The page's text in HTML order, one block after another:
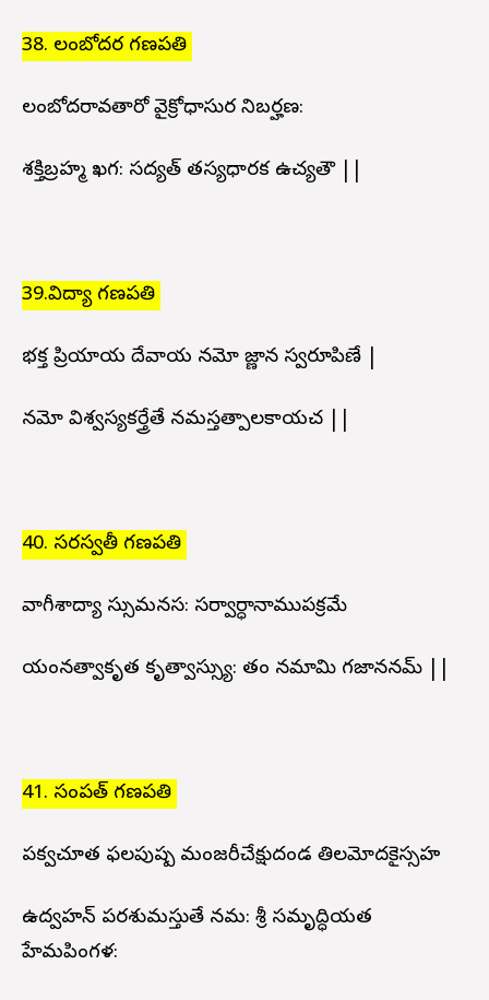
38. లంబోదర గణపతి
లంబోదరావతారో వైక్రోధాసుర నిబర్హణ:
శక్తిబ్రహ్మ ఖగ: సద్యత్ తస్యధారక ఉచ్యతౌ ||
39.విద్యా గణపతి
భక్త ప్రియాయ దేవాయ నమో జ్ణాన స్వరూపిణే |
నమో విశ్వస్యకర్త్రేతే నమస్తత్పాలకాయచ ||
40. సరస్వతీ గణపతి
వాగీశాద్యా స్సుమనస: సర్వార్ధానాముపక్రమే
యంనత్వాకృత కృత్వాస్స్యు: తం నమామి గజాననమ్ ||
41. సంపత్ గణపతి
పక్వచూత ఫలపుష్ప మంజరీచేక్షుదండ తిలమోదకైస్సహ
ఉద్వహన్ పరశుమస్తుతే నమ: శ్రీ సమృద్ధియత
హేమపింగళ: